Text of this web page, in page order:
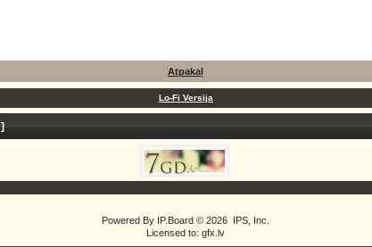
Atpakaļ
Lo-Fi Versija
]
Powered By IP.Board © 2026 IPS, Inc
Licensed to: gfx.lv